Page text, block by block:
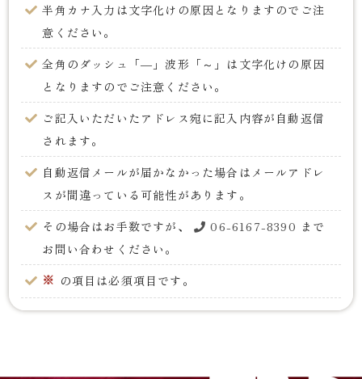
半角カナ入力は文字化けの原因となりますのでご注
意ください。
全角のダッシュ「―」波形「～」は文字化けの原因
となりますのでご注意ください。
ご記入いただいたアドレス宛に記入内容が自動返信
されます。
自動返信メールが届かなかった場合はメールアドレ
スが間違っている可能性があります。
その場合はお手数ですが、
06-6167-8390 まで
お問い合わせください。
※ の項目は必須項目です。